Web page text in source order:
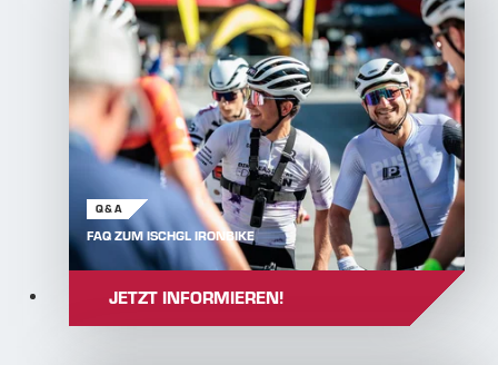
Q&A
FAQ ZUM ISCHGL IRONBIKE
JETZT INFORMIEREN!